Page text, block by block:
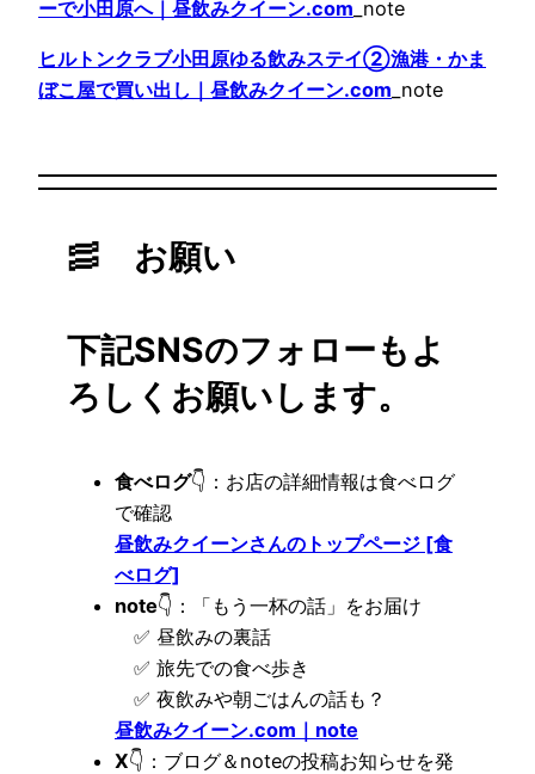
ーで小田原へ｜昼飲みクイーン.com _note
ヒルトンクラブ小田原ゆる飲みステイ②漁港・かま
ぼこ屋で買い出し｜昼飲みクイーン.com _note
🥓 お願い
下記SNSのフォローもよ
ろしくお願いします。
食べログ👇：お店の詳細情報は食べログ
で確認
昼飲みクイーンさんのトップページ [食
べログ]
note👇：「もう一杯の話」をお届け
✅ 昼飲みの裏話
✅ 旅先での食べ歩き
✅ 夜飲みや朝ごはんの話も？
昼飲みクイーン.com｜note
X👇：ブログ＆noteの投稿お知らせを発